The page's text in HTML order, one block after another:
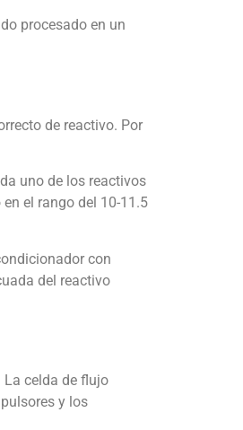
procesado en un
de reactivo. Por
uno de los reactivos
el rango del 10-11.5
con
del reactivo
celda de flujo
y los